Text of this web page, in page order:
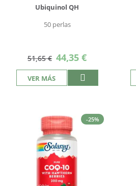
Ubiquinol QH
50 perlas
51,65 € Precio
especial
44,35 €
VER MÁS
-25%